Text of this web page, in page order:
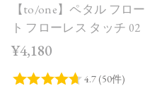
【to/one】ペタル フロー
ト フローレス タッチ 02
¥4,180